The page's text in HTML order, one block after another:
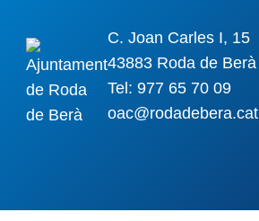
C. Joan Carles I, 15
43883 Roda de Berà
Tel: 977 65 70 09
oac@rodadebera.cat